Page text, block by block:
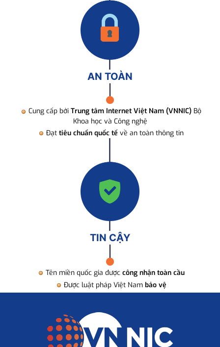
AN TOÀN
Cung cấp bởi Trung tâm Internet Việt Nam (VNNIC) Bộ
Khoa học và Công nghệ
Đạt tiêu chuẩn quốc tế về an toàn thông tin
TIN CẬY
Tên miền quốc gia được công nhận toàn cầu
Được luật pháp Việt Nam bảo vệ